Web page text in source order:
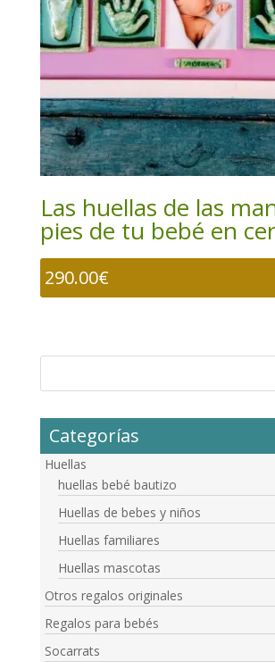
Las huellas de las
pies de tu bebé en
290.00€
Categorías
Huellas
huellas bebé bautizo
Huellas de bebes y niños
Huellas familiares
Huellas mascotas
Otros regalos originales
Regalos para bebés
Socarrats